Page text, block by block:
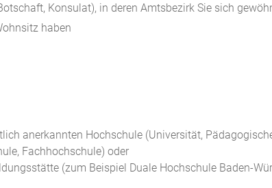
Konsulat), in deren Amtsbezirk Sie sich
haben
anerkannten Hochschule (Universität,
Fachhochschule) oder
(zum Beispiel Duale Hochschule Baden-